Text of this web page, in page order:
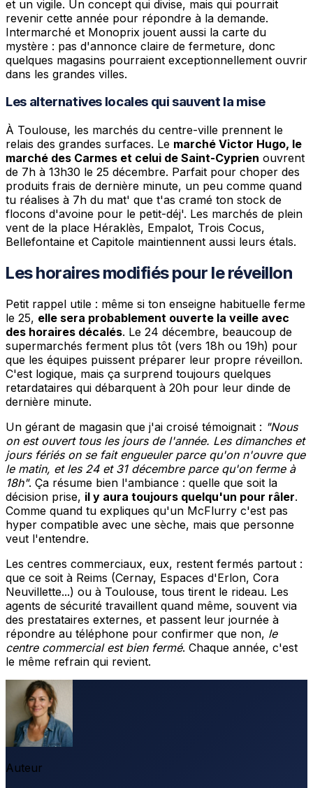
et un vigile. Un concept qui divise, mais qui pourrait
revenir cette année pour répondre à la demande.
Intermarché et Monoprix jouent aussi la carte du
mystère : pas d'annonce claire de fermeture, donc
quelques magasins pourraient exceptionnellement ouvrir
dans les grandes villes.
Les alternatives locales qui sauvent la mise
À Toulouse, les marchés du centre-ville prennent le
relais des grandes surfaces. Le marché Victor Hugo, le
marché des Carmes et celui de Saint-Cyprien ouvrent
de 7h à 13h30 le 25 décembre. Parfait pour choper des
produits frais de dernière minute, un peu comme quand
tu réalises à 7h du mat' que t'as cramé ton stock de
flocons d'avoine pour le petit-déj'. Les marchés de plein
vent de la place Héraklès, Empalot, Trois Cocus,
Bellefontaine et Capitole maintiennent aussi leurs étals.
Les horaires modifiés pour le réveillon
Petit rappel utile : même si ton enseigne habituelle ferme
le 25, elle sera probablement ouverte la veille avec
des horaires décalés. Le 24 décembre, beaucoup de
supermarchés ferment plus tôt (vers 18h ou 19h) pour
que les équipes puissent préparer leur propre réveillon.
C'est logique, mais ça surprend toujours quelques
retardataires qui débarquent à 20h pour leur dinde de
dernière minute.
Un gérant de magasin que j'ai croisé témoignait : "Nous
on est ouvert tous les jours de l'année. Les dimanches et
jours fériés on se fait engueuler parce qu'on n'ouvre que
le matin, et les 24 et 31 décembre parce qu'on ferme à
18h". Ça résume bien l'ambiance : quelle que soit la
décision prise, il y aura toujours quelqu'un pour râler.
Comme quand tu expliques qu'un McFlurry c'est pas
hyper compatible avec une sèche, mais que personne
veut l'entendre.
Les centres commerciaux, eux, restent fermés partout :
que ce soit à Reims (Cernay, Espaces d'Erlon, Cora
Neuvillette...) ou à Toulouse, tous tirent le rideau. Les
agents de sécurité travaillent quand même, souvent via
des prestataires externes, et passent leur journée à
répondre au téléphone pour confirmer que non, le
centre commercial est bien fermé. Chaque année, c'est
le même refrain qui revient.
Auteur